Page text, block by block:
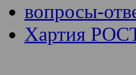
вопросы-
Хартия